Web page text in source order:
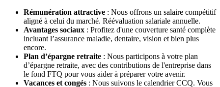
Rémunération attractive : Nous offrons un salaire compétitif
aligné à celui du marché. Réévaluation salariale annuelle.
Avantages sociaux : Profitez d'une couverture santé complète
incluant l’assurance maladie, dentaire, vision et bien plus
encore.
Plan d’épargne retraite : Nous participons à votre plan
d’épargne retraite, avec des contributions de l'entreprise dans
le fond FTQ pour vous aider à préparer votre avenir.
Vacances et congés : Nous suivons le calendrier CCQ. Vous